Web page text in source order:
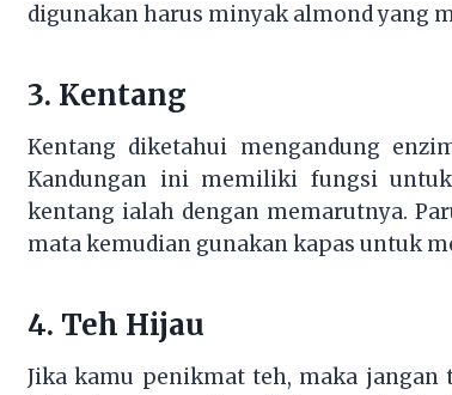
digunakan harus minyak almond yang
3. Kentang
Kentang diketahui mengandung
Kandungan ini memiliki fungsi
kentang ialah dengan memarutnya.
mata kemudian gunakan kapas untuk
4. Teh Hijau
Jika kamu penikmat teh, maka